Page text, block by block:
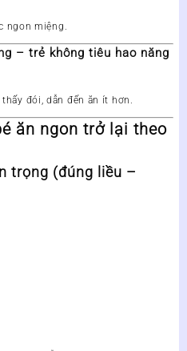
ngon miệng.
– trẻ không tiêu hao năng
thấy đói, dẫn đến ăn ít hơn.
ăn ngon trở lại theo
trọng (đúng liều –